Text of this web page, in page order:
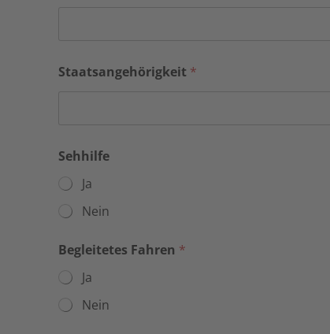
t
e
e
d
s
Staatsangehörigkeit *
Sehhilfe
Ja
Nein
Begleitetes Fahren *
Ja
Nein